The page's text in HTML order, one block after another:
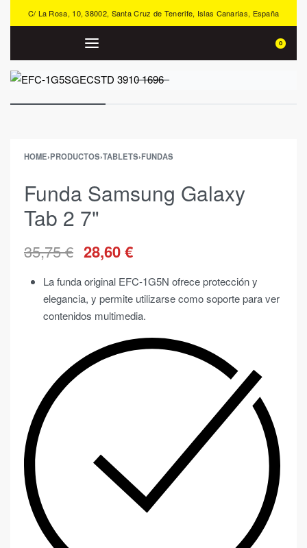
C/ La Rosa, 10, 38002, Santa Cruz de Tenerife, Islas Canarias, España
0
HOME›PRODUCTOS›TABLETS›FUNDAS
Funda Samsung Galaxy
Tab 2 7"
35,75€ 28,60€
La funda original EFC-1G5N ofrece protección y
elegancia, y permite utilizarse como soporte para ver
contenidos multimedia.